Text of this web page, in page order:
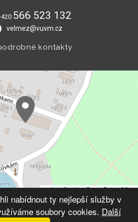
566 523 132
velmez@vuvm.cz
kontakty
Leaflet | © OpenStreetMap
ústav Velké Meziříčí
nabídnout ty nejlepší služby v
soubory cookies. Další